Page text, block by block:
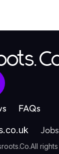
FAQs
Jobs
.All